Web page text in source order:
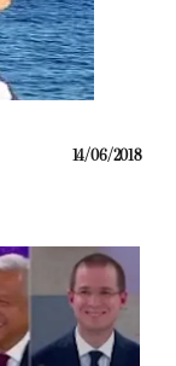
14/06/2018